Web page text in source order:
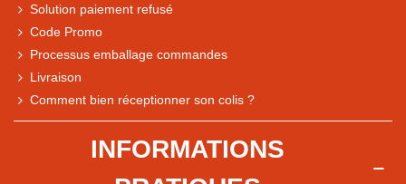
Comparaison des performances du magasin
Solution paiement refusé
Code Promo
Processus emballage commandes
Livraison
Comment bien réceptionner son colis ?
INFORMATIONS